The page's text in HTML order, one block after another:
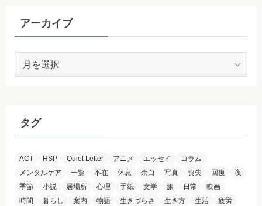
アーカイブ
タグ
ACT HSP Quiet Letter アニメ エッセイ
コラム
メンタルケア
一覧 不在 休息 余白 写真 喪失 回復
夜
季節
小説 居場所 心理 手紙 文学 旅 日常
映画
時間
暮らし 案内 物語 生きづらさ 生き方 生活
疲労